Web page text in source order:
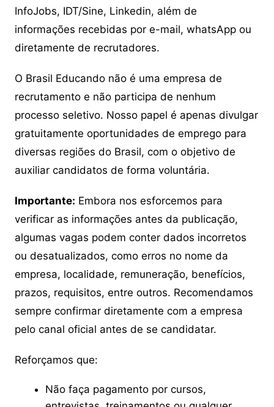
InfoJobs, IDT/Sine, Linkedin, além de
informações recebidas por e-mail, whatsApp ou
diretamente de recrutadores.
O Brasil Educando não é uma empresa de
recrutamento e não participa de nenhum
processo seletivo. Nosso papel é apenas divulgar
gratuitamente oportunidades de emprego para
diversas regiões do Brasil, com o objetivo de
auxiliar candidatos de forma voluntária.
Importante: Embora nos esforcemos para
verificar as informações antes da publicação,
algumas vagas podem conter dados incorretos
ou desatualizados, como erros no nome da
empresa, localidade, remuneração, benefícios,
prazos, requisitos, entre outros. Recomendamos
sempre confirmar diretamente com a empresa
pelo canal oficial antes de se candidatar.
Reforçamos que:
Não faça pagamento por cursos,